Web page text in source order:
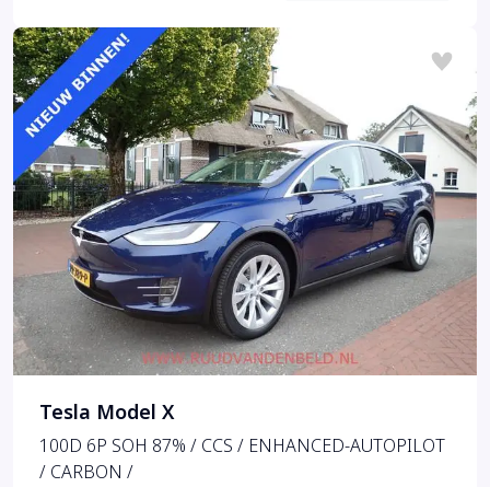
Tesla Model X
100D 6P SOH 87% / CCS / ENHANCED-AUTOPILOT
/ CARBON /